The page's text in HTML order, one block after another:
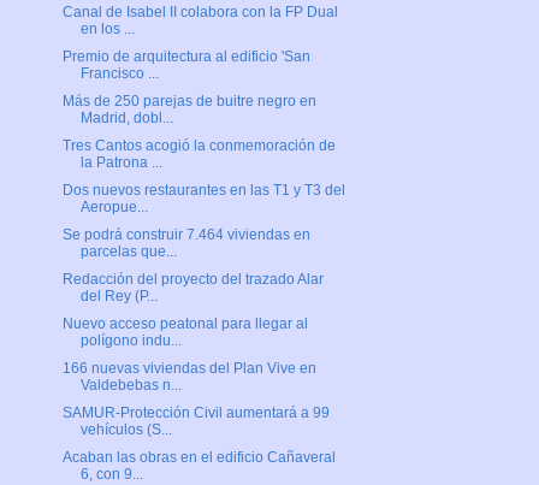
Canal de Isabel II colabora con la FP Dual
en los ...
Premio de arquitectura al edificio 'San
Francisco ...
Más de 250 parejas de buitre negro en
Madrid, dobl...
Tres Cantos acogió la conmemoración de
la Patrona ...
Dos nuevos restaurantes en las T1 y T3 del
Aeropue...
Se podrá construir 7.464 viviendas en
parcelas que...
Redacción del proyecto del trazado Alar
del Rey (P...
Nuevo acceso peatonal para llegar al
polígono indu...
166 nuevas viviendas del Plan Vive en
Valdebebas n...
SAMUR-Protección Civil aumentará a 99
vehículos (S...
Acaban las obras en el edificio Cañaveral
6, con 9...